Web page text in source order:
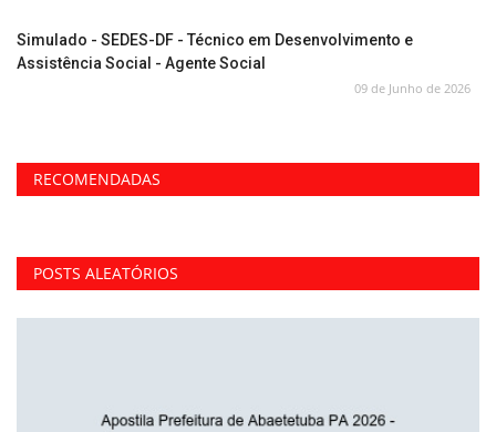
Simulado - SEDES-DF - Técnico em Desenvolvimento e
Assistência Social - Agente Social
09 de Junho de 2026
RECOMENDADAS
POSTS ALEATÓRIOS